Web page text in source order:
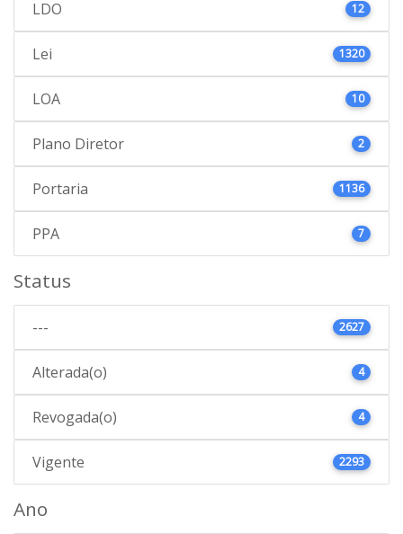
LDO 12
Lei 1320
LOA 10
Plano Diretor 2
Portaria 1136
PPA 7
Status
--- 2627
Alterada(o) 4
Revogada(o) 4
Vigente 2293
Ano